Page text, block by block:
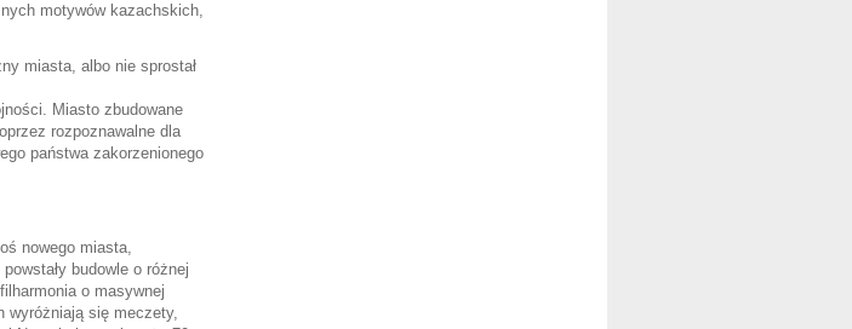
motywów kazachskich,
miasta, albo nie sprostał
Miasto zbudowane
rozpoznawalne dla
państwa zakorzenionego
nowego miasta,
budowle o różnej
o masywnej
wyróżniają się meczety,